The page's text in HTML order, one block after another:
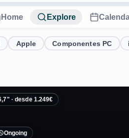
Home Explore
Apple Componentes PC
· desde 1.249€
Ongoing